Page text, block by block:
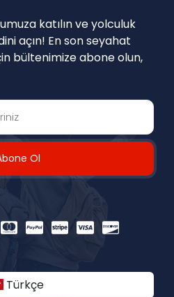
katılın ve yolculuk
açın! En son seyahat
bültenimize abone olun,
Ol
Türkçe